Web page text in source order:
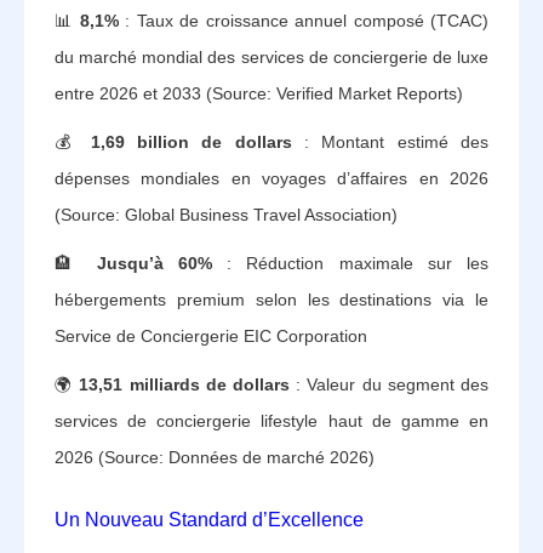
📊 8,1%: Taux de croissance annuel composé (TCAC)
du marché mondial des services de conciergerie de luxe
entre 2026 et 2033 (Source: Verified Market Reports)
💰 1,69 billion de dollars : Montant estimé des
dépenses mondiales en voyages d’affaires en 2026
(Source: Global Business Travel Association)
🏨 Jusqu’à 60%: Réduction maximale sur les
hébergements premium selon les destinations via le
Service de Conciergerie EIC Corporation
🌍 13,51 milliards de dollars : Valeur du segment des
services de conciergerie lifestyle haut de gamme en
2026 (Source: Données de marché 2026)
Un Nouveau Standard d’Excellence